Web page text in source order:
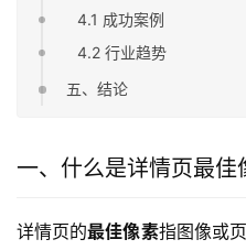
4.1 成功案例
4.2 行业趋势
五、结论
一、什么是详情页最佳
详情页的最佳像素指图像或